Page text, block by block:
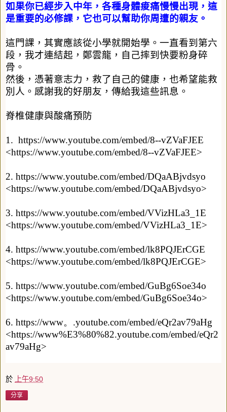
如果你已經步入中年，各種身體痠痛慢慢出現，這
是重要的必修課，它也可以幫助你周遭的親友。
這門課，其實應該從小學就開始學。一直看到第六
段，我才連結起，鄭雲龍，自己摔到快要粉身碎
骨。
然後，憑著意志力，救了自己的健康，也希望能救
別人。感謝我的好朋友，傳給我這些訊息。
脊椎健康與酸痛預防
1. https://www.youtube.com/embed/8--vZVaFJEE
<https://www.youtube.com/embed/8--vZVaFJEE>
2. https://www.youtube.com/embed/DQaABjvdsyo
<https://www.youtube.com/embed/DQaABjvdsyo>
3. https://www.youtube.com/embed/VVizHLa3_1E
<https://www.youtube.com/embed/VVizHLa3_1E>
4. https://www.youtube.com/embed/lk8PQJErCGE
<https://www.youtube.com/embed/lk8PQJErCGE>
5. https://www.youtube.com/embed/GuBg6Soe34o
<https://www.youtube.com/embed/GuBg6Soe34o>
6. https://www。.youtube.com/embed/eQr2av79aHg
<https://www%E3%80%82.youtube.com/embed/eQr2
av79aHg>
於 上午9:50
分享